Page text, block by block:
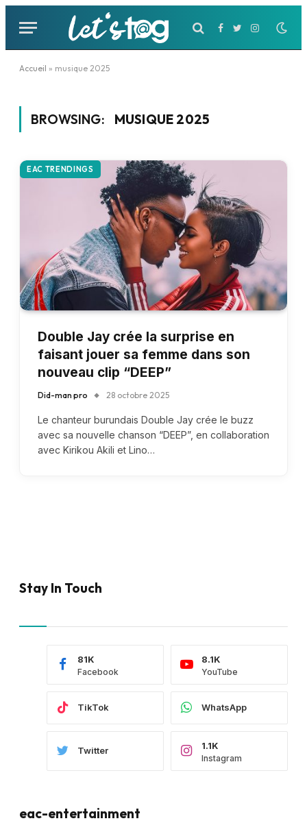
Facebook
TwitterInstagram
Accueil » musique 2025
BROWSING: MUSIQUE 2025
EAC TRENDINGS
Double Jay crée la surprise en
faisant jouer sa femme dans son
nouveau clip “DEEP”
Did-man pro 28 octobre 2025
Le chanteur burundais Double Jay crée le buzz
avec sa nouvelle chanson “DEEP”, en collaboration
avec Kirikou Akili et Lino…
Stay In Touch
Facebook
81K
YouTube
8.1K
TikTok WhatsApp
Twitter
Instagram
1.1K
eac-entertainment